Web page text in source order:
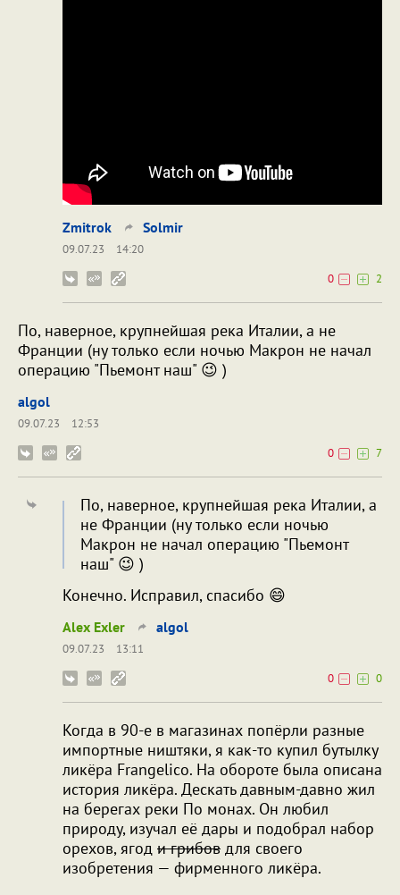
Zmitrok Solmir
09.07.23
14:20
0
2
По, наверное, крупнейшая река Италии, а не
Франции (ну только если ночью Макрон не начал
операцию "Пьемонт наш" 😉 )
algol
09.07.23
12:53
0
7
По, наверное, крупнейшая река Италии, а
не Франции (ну только если ночью
Макрон не начал операцию "Пьемонт
наш" 😉 )
Конечно. Исправил, спасибо 😄
Alex Exler algol
09.07.23
13:11
0
0
Когда в 90-е в магазинах попёрли разные
импортные ништяки, я как-то купил бутылку
ликёра Frangelico. На обороте была описана
история ликёра. Дескать давным-давно жил
на берегах реки По монах. Он любил
природу, изучал её дары и подобрал набор
орехов, ягод и грибов для своего
изобретения — фирменного ликёра.